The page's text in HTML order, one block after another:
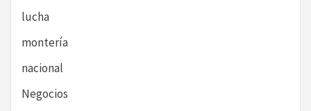
lucha
montería
nacional
Negocios